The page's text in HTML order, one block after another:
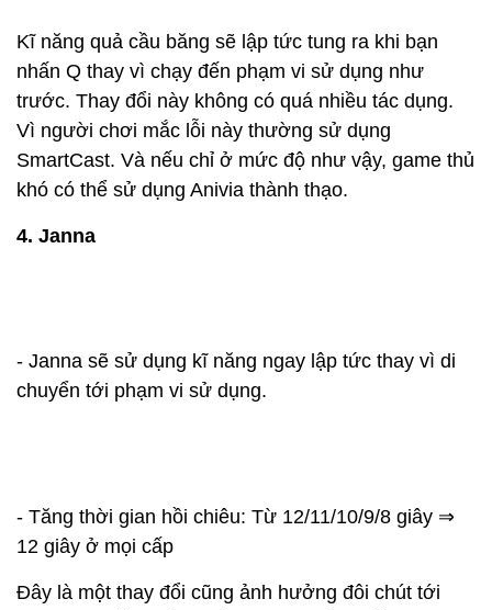
Kĩ năng quả cầu băng sẽ lập tức tung ra khi bạn
nhấn Q thay vì chạy đến phạm vi sử dụng như
trước. Thay đổi này không có quá nhiều tác dụng.
Vì người chơi mắc lỗi này thường sử dụng
SmartCast. Và nếu chỉ ở mức độ như vậy, game thủ
khó có thể sử dụng Anivia thành thạo.
4. Janna
- Janna sẽ sử dụng kĩ năng ngay lập tức thay vì di
chuyển tới phạm vi sử dụng.
- Tăng thời gian hồi chiêu: Từ 12/11/10/9/8 giây ⇒
12 giây ở mọi cấp
Đây là một thay đổi cũng ảnh hưởng đôi chút tới